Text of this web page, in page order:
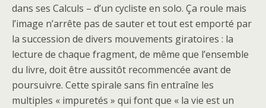
dans ses Calculs – d’un cycliste en solo. Ça roule mais
l’image n’arrête pas de sauter et tout est emporté par
la succession de divers mouvements giratoires : la
lecture de chaque fragment, de même que l’ensemble
du livre, doit être aussitôt recommencée avant de
poursuivre. Cette spirale sans fin entraîne les
multiples « impuretés » qui font que « la vie est un